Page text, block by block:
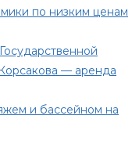
по низким ценам
— аренда
и бассейном на